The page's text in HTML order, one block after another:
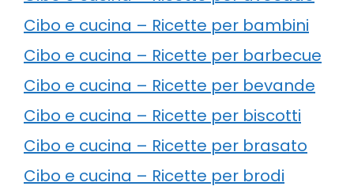
Cibo e cucina – Ricette per bambini
Cibo e cucina – Ricette per barbecue
Cibo e cucina – Ricette per bevande
Cibo e cucina – Ricette per biscotti
Cibo e cucina – Ricette per brasato
Cibo e cucina – Ricette per brodi